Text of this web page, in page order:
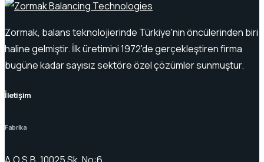
Zormak, balans teknolojierinde Türkiye'nin öncülerinden biri
haline gelmiştir. İlk üretimini 1972'de gerçekleştiren firma
bugüne kadar sayısız sektöre özel çözümler sunmuştur.
İletişim
Fabrika